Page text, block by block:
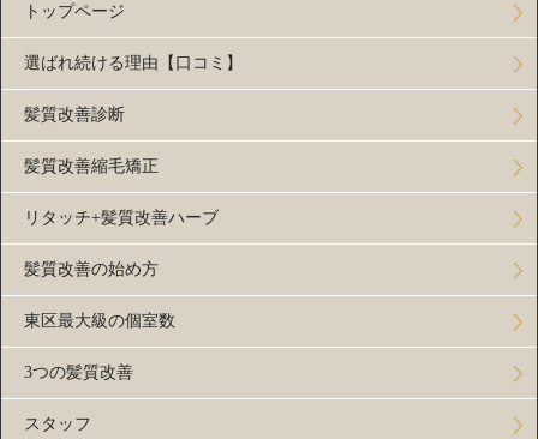
トップページ
選ばれ続ける理由【口コミ】
髪質改善診断
髪質改善縮毛矯正
リタッチ+髪質改善ハーブ
髪質改善の始め方
東区最大級の個室数
3つの髪質改善
スタッフ